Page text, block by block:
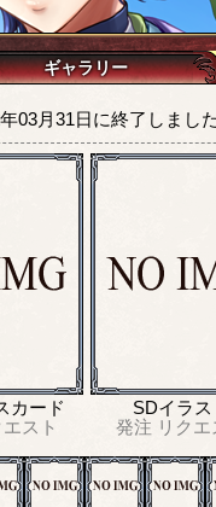
ギャラリー
03月31日に終了しまし
カード
エスト
SDイラス
発注 リク